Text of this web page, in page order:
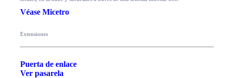
Véase Micetro
Extensiones
Puerta de enlace
Ver pasarela